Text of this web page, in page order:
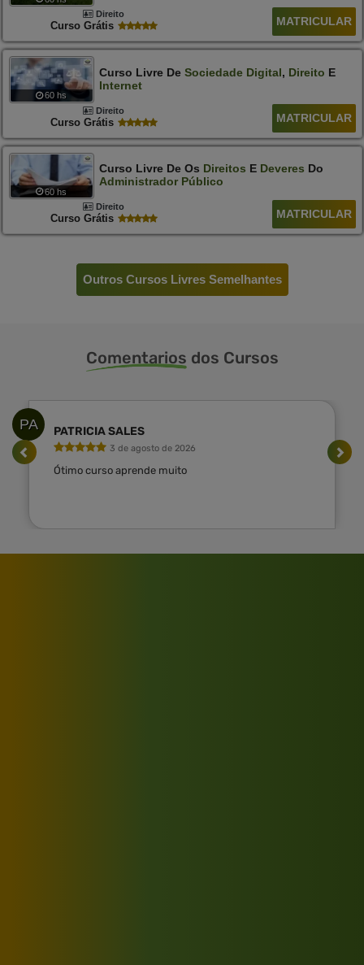
Direito
Curso Grátis MATRICULAR
60 hs
Curso Livre De Sociedade Digital, Direito E
Internet
Direito
Curso Grátis MATRICULAR
60 hs
Curso Livre De Os Direitos E Deveres Do
Administrador Público
Direito
Curso Grátis MATRICULAR
Outros Cursos Livres Semelhantes
Comentarios dos Cursos
PA PATRICIA SALES
3 de agosto de 2026
Ótimo curso aprende muito